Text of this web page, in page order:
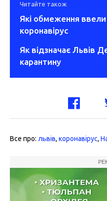
Читайте також
Які обмеження
коронавірус
Як відзначає Львів
карантину
Все про: львів, коронавірус,